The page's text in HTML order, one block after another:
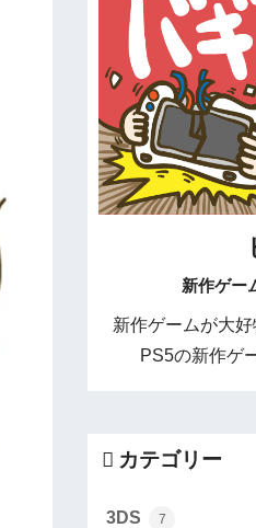
新作ゲー
新作ゲームが大好
PS5の新作ゲ
カテゴリー
3DS 7